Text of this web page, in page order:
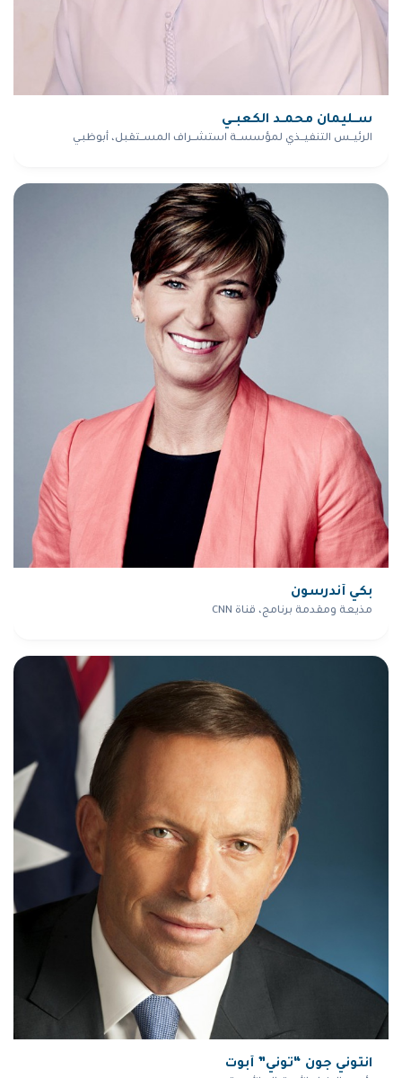
ســليمان محمــد الكعبــي
الرئيــس التنفيــذي لمؤسســة استشــراف المســتقبل، أبوظبـي
بكي أندرسون
مذيعة ومقدمة برنامج، قناة CNN
انتوني جون “توني” أبوت